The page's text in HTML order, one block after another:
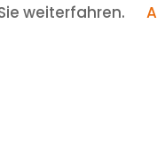
weiterfahren.